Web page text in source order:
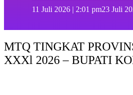
11 Juli 2026 | 2:01 pm23 Juli
MTQ TINGKAT
XXXl 2026 – BUPATI